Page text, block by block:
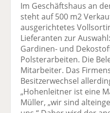
Im Geschäftshaus an
steht auf 500 m2
ausgerichtetes
Lieferanten zur
Gardinen- und
Polsterarbeiten. Die
Mitarbeiter. Das
Besitzerwechsel
„Hohenleitner ist eine
Müller, „wir sind